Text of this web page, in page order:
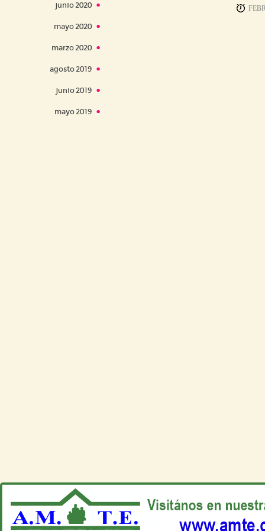
junio 2020
mayo 2020
marzo 2020
agosto 2019
junio 2019
mayo 2019